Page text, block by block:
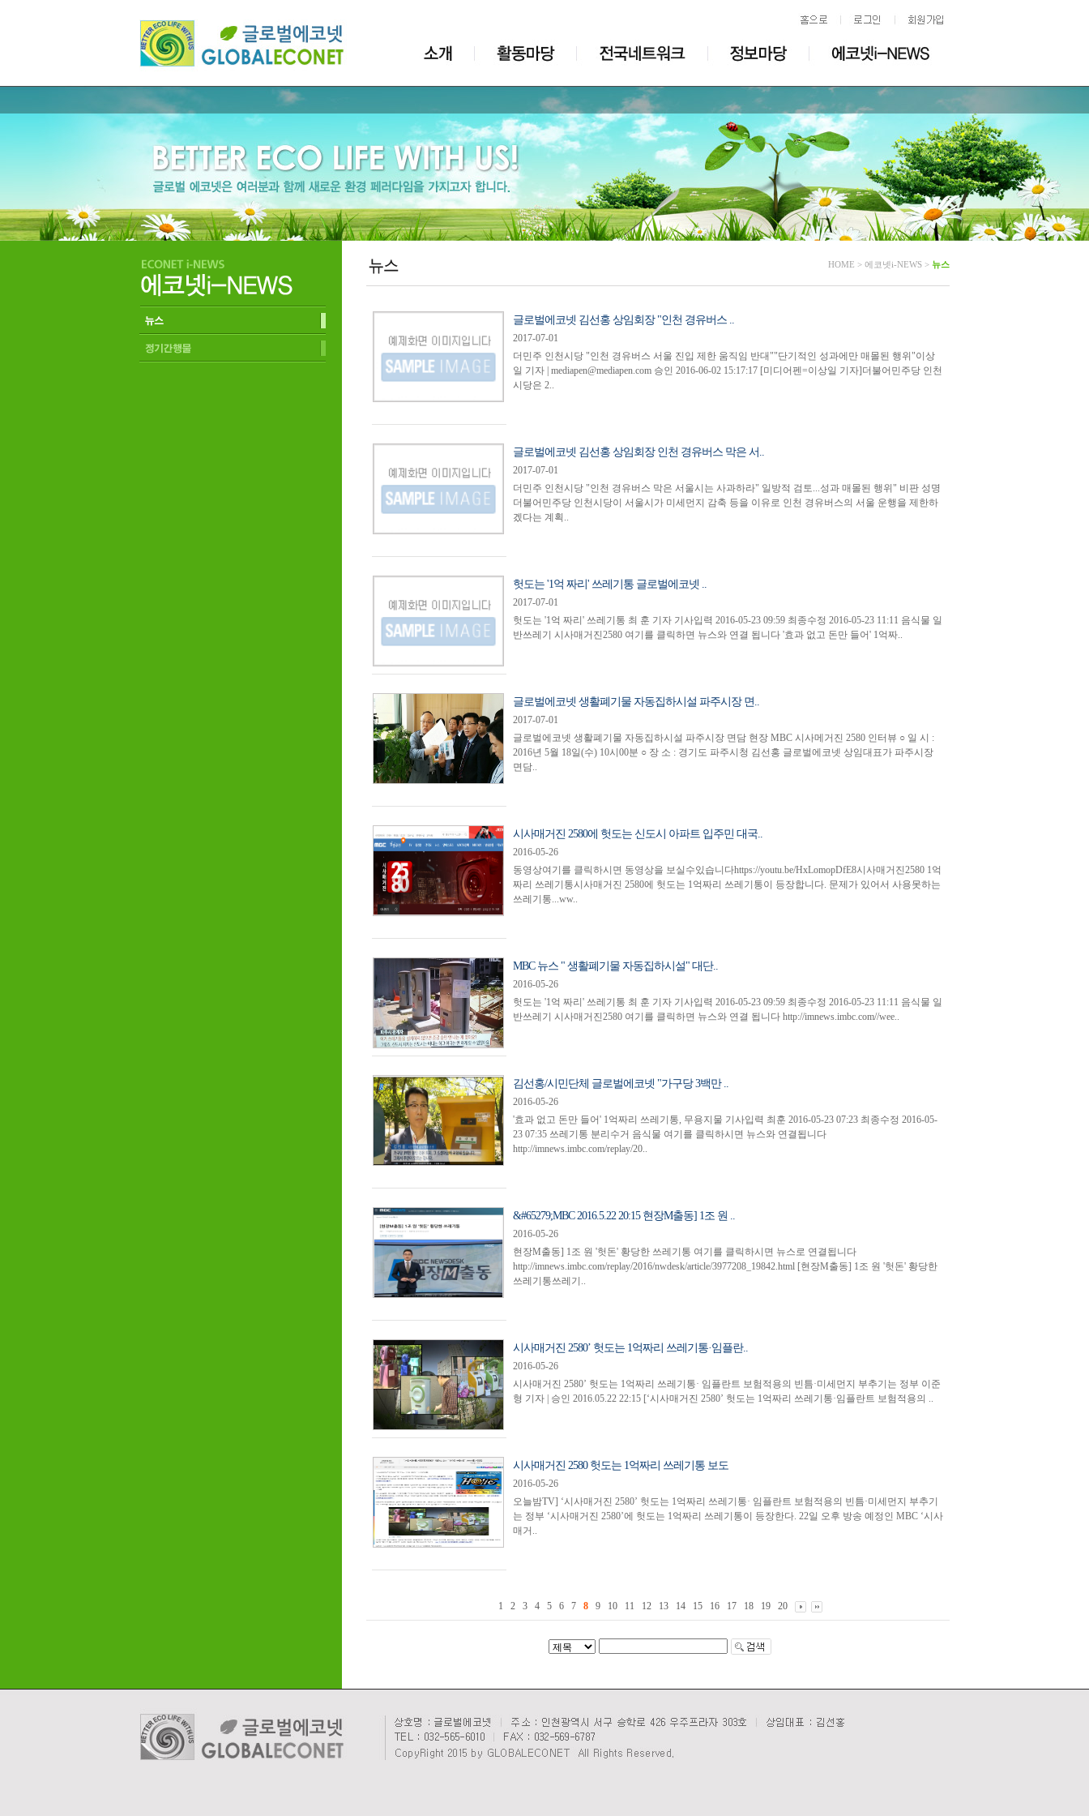
HOME > 에코넷i-NEWS > 뉴스
글로벌에코넷 김선홍 상임회장 "인천 경유버스 ..
2017-07-01
더민주 인천시당 "인천 경유버스 서울 진입 제한 움직임 반대""단기적인 성과에만 매몰된 행위"이상
일 기자 | mediapen@mediapen.com 승인 2016-06-02 15:17:17 [미디어펜=이상일 기자]더불어민주당 인천
시당은 2..
글로벌에코넷 김선홍 상임회장 인천 경유버스 막은 서..
2017-07-01
더민주 인천시당 "인천 경유버스 막은 서울시는 사과하라" 일방적 검토...성과 매몰된 행위" 비판 성명
더불어민주당 인천시당이 서울시가 미세먼지 감축 등을 이유로 인천 경유버스의 서울 운행을 제한하
겠다는 계획..
헛도는 '1억 짜리' 쓰레기통 글로벌에코넷 ..
2017-07-01
헛도는 '1억 짜리' 쓰레기통 ​​최 훈 기자 기사입력 2016-05-23 09:59 최종수정 2016-05-23 11:11 음식물 일
반쓰레기 시사매거진2580 여기를 클릭하면 뉴스와 연결 됩니다 '효과 없고 돈만 들어' 1억짜..
글로벌에코넷 생활폐기물 자동집하시설 파주시장 면..
2017-07-01
글로벌에코넷 생활폐기물 자동집하시설 파주시장 면담 현장 MBC 시사메거진 2580 인터뷰 ○ 일 시 :
2016년 5월 18일(수) 10시00분 ○ 장 소 : 경기도 파주시청 김선홍 글로벌에코넷 상임대표가 파주시장
면담..
시사매거진 2580에 헛도는 신도시 아파트 입주민 대국..
2016-05-26
동영상여기를 클릭하시면 동영상을 보실수있습니다https://youtu.be/HxLomopDfE8시사매거진2580 1억
짜리 쓰레기통시사매거진 2580에 헛도는 1억짜리 쓰레기통이 등장합니다. 문제가 있어서 사용못하는
쓰레기통...ww..
MBC 뉴스 " 생활폐기물 자동집하시설" 대단..
2016-05-26
헛도는 '1억 짜리' 쓰레기통 ​​최 훈 기자 기사입력 2016-05-23 09:59 최종수정 2016-05-23 11:11 음식물 일
반쓰레기 시사매거진2580 여기를 클릭하면 뉴스와 연결 됩니다 http://imnews.imbc.com//wee..
김선홍/시민단체 글로벌에코넷 "가구당 3백만 ..
2016-05-26
'효과 없고 돈만 들어' 1억짜리 쓰레기통, 무용지물 기사입력 최훈 2016-05-23 07:23 최종수정 2016-05-
23 07:35 쓰레기통 분리수거 음식물 여기를 클릭하시면 뉴스와 연결됩니다
http://imnews.imbc.com/replay/20..
&#65279;MBC 2016.5.22 20:15 현장M출동] 1조 원 ..
2016-05-26
현장M출동] 1조 원 '헛돈' 황당한 쓰레기통 여기를 클릭하시면 뉴스로 연결됩니다
http://imnews.imbc.com/replay/2016/nwdesk/article/3977208_19842.html [현장M출동] 1조 원 '헛돈' 황당한
쓰레기통쓰레기..
시사매거진 2580’ 헛도는 1억짜리 쓰레기통·임플란..
2016-05-26
시사매거진 2580’ 헛도는 1억짜리 쓰레기통· 임플란트 보험적용의 빈틈·미세먼지 부추기는 정부 이준
형 기자 | 승인 2016.05.22 22:15 [‘시사매거진 2580’ 헛도는 1억짜리 쓰레기통·임플란트 보험적용의 ..
시사매거진 2580 헛도는 1억짜리 쓰레기통 보도
2016-05-26
오늘밤TV] ‘시사매거진 2580’ 헛도는 1억짜리 쓰레기통· 임플란트 보험적용의 빈틈·미세먼지 부추기
는 정부 ‘시사매거진 2580’에 헛도는 1억짜리 쓰레기통이 등장한다. 22일 오후 방송 예정인 MBC ‘시사
매거..
1 2 3 4 5 6 7 8 9 10 11 12 13 14 15 16 17 18 19 20